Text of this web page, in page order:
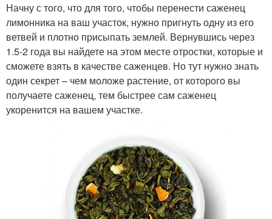
Начну с того, что для того, чтобы перенести саженец
лимонника на ваш участок, нужно пригнуть одну из его
ветвей и плотно присыпать землей. Вернувшись через
1.5-2 года вы найдете на этом месте отростки, которые и
сможете взять в качестве саженцев. Но тут нужно знать
один секрет – чем моложе растение, от которого вы
получаете саженец, тем быстрее сам саженец
укоренится на вашем участке.